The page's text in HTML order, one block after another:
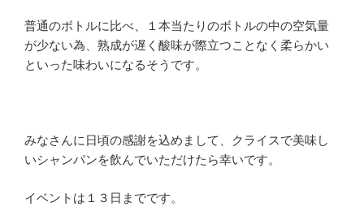
普通のボトルに比べ、１本当たりのボトルの中の空気量
が少ない為、熟成が遅く酸味が際立つことなく柔らかい
といった味わいになるそうです。
みなさんに日頃の感謝を込めまして、クライスで美味し
いシャンパンを飲んでいただけたら幸いです。
イベントは１３日までです。